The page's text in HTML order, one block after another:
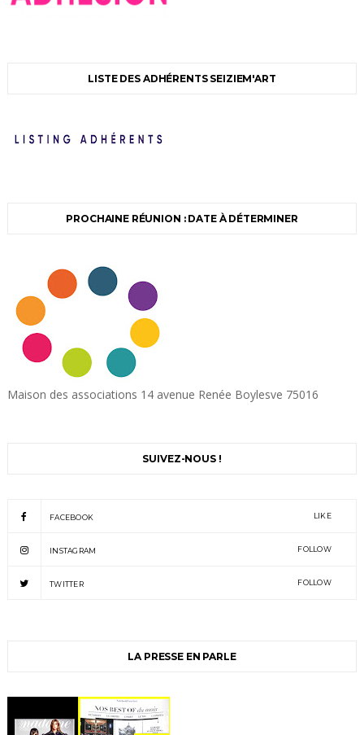
LISTE DES ADHÉRENTS SEIZIEM'ART
PROCHAINE RÉUNION : DATE À DÉTERMINER
Maison des associations 14 avenue Renée Boylesve 75016
SUIVEZ-NOUS !
FACEBOOK LIKE
INSTAGRAM FOLLOW
TWITTER FOLLOW
LA PRESSE EN PARLE